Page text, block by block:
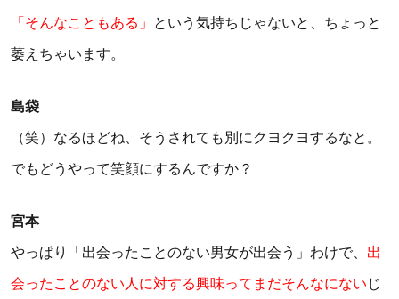
「そんなこともある」 という気持ちじゃないと、ちょっと
萎えちゃいます。
島袋
（笑）なるほどね、そうされても別にクヨクヨするなと。
でもどうやって笑顔にするんですか？
宮本
やっぱり「出会ったことのない男女が出会う」わけで、 出
会ったことのない人に対する興味ってまだそんなにない じ